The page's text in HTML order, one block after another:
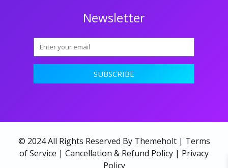
Newsletter
© 2024 All Rights Reserved By Themeholt | Terms
of Service | Cancellation & Refund Policy | Privacy
Policy